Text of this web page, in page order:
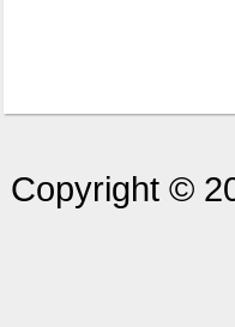
Copyright ©